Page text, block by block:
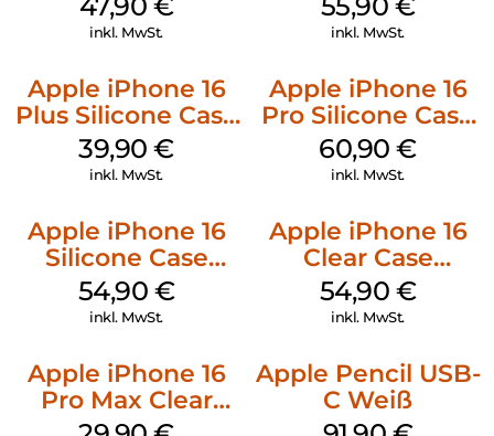
Black
inkl. MwSt.
Stone Gray
inkl. MwSt.
Apple iPhone 16
Plus Silicone Case
MagSafe Plum
39,90€
inkl. MwSt.
Apple iPhone 16
Pro Silicone Case
MagSafe Stone
Gray
60,90€
inkl. MwSt.
Apple iPhone 16
Silicone Case
MagSafe Lake
Green
54,90 €
inkl. MwSt.
Apple iPhone 16
Clear Case
MagSafe
Transparent
54,90 €
inkl. MwSt.
Apple iPhone 16
Pro Max Clear
Case MagSafe
Apple Pencil USB-
C Weiß